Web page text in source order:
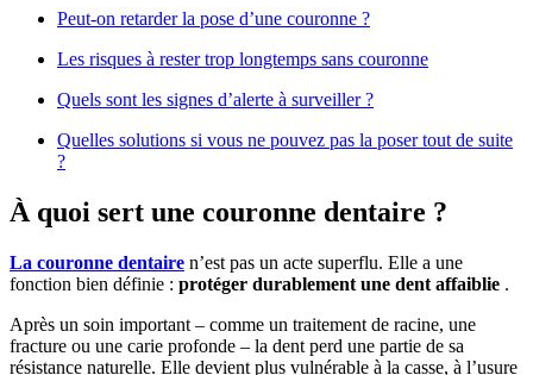
Peut-on retarder la pose d’une couronne ?
Les risques à rester trop longtemps sans couronne
Quels sont les signes d’alerte à surveiller ?
Quelles solutions si vous ne pouvez pas la poser tout de suite
?
À quoi sert une couronne dentaire ?
La couronne dentaire n’est pas un acte superflu. Elle a une
fonction bien définie : protéger durablement une dent affaiblie .
Après un soin important – comme un traitement de racine, une
fracture ou une carie profonde – la dent perd une partie de sa
résistance naturelle. Elle devient plus vulnérable à la casse, à l’usure